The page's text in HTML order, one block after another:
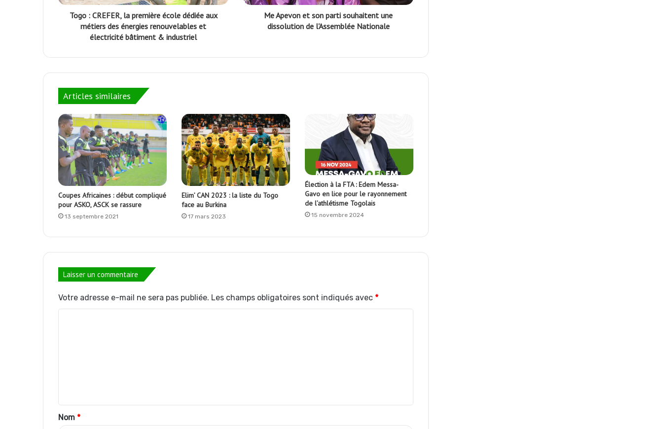
Togo : CREFER, la première école dédiée aux
métiers des énergies renouvelables et
électricité bâtiment & industriel
Me Apevon et son parti souhaitent une
dissolution de l'Assemblée Nationale
Articles similaires
Coupes Africaines : début compliqué
pour ASKO, ASCK se rassure
13 septembre 2021
Elim’ CAN 2023 : la liste du Togo
face au Burkina
17 mars 2023
Élection à la FTA : Edem Messa-
Gavo en lice pour le rayonnement
de l’athlétisme Togolais
15 novembre 2024
Laisser un commentaire
Votre adresse e-mail ne sera pas publiée. Les champs obligatoires sont indiqués avec *
t
a
Nom *